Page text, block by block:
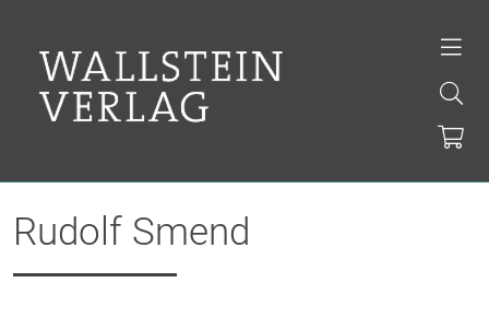
Rudolf Smend